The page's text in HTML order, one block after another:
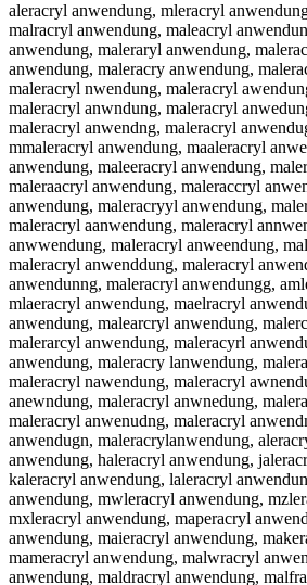
aleracryl anwendung, mleracryl
malracryl anwendung, maleacryl
anwendung, maleraryl anwendung,
anwendung, maleracry anwendung,
maleracryl nwendung, maleracryl
maleracryl anwndung, maleracryl
maleracryl anwendng, maleracryl
mmaleracryl anwendung, maaleracryl
anwendung, maleeracryl anwendung,
maleraacryl anwendung, maleraccryl
anwendung, maleracryyl anwendung,
maleracryl aanwendung, maleracryl
anwwendung, maleracryl anweendung,
maleracryl anwenddung, maleracryl
anwendunng, maleracryl anwendungg,
mlaeracryl anwendung, maelracryl
anwendung, malearcryl anwendung,
malerarcyl anwendung, maleracyrl
anwendung, maleracry lanwendung,
maleracryl nawendung, maleracryl
anewndung, maleracryl anwnedung,
maleracryl anwenudng, maleracryl
anwendugn, maleracrylanwendung,
anwendung, haleracryl anwendung,
kaleracryl anwendung, laleracryl
anwendung, mwleracryl anwendung,
mxleracryl anwendung, maperacryl
anwendung, maieracryl anwendung,
mameracryl anwendung, malwracryl
anwendung, maldracryl anwendung,